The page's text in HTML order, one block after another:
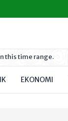
this time range.
EKONOMI